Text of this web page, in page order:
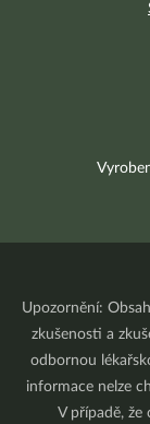
Upozornění:
zkušenosti a
odbornou
informace nelze
V případě, že